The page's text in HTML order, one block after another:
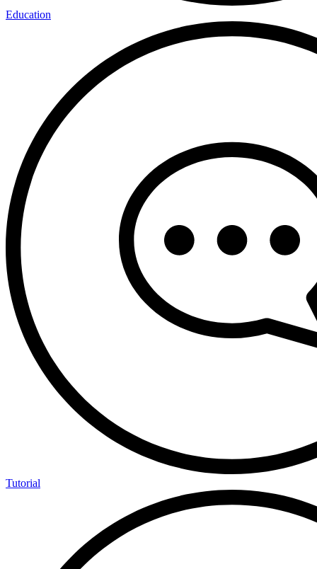
Education
Tutorial